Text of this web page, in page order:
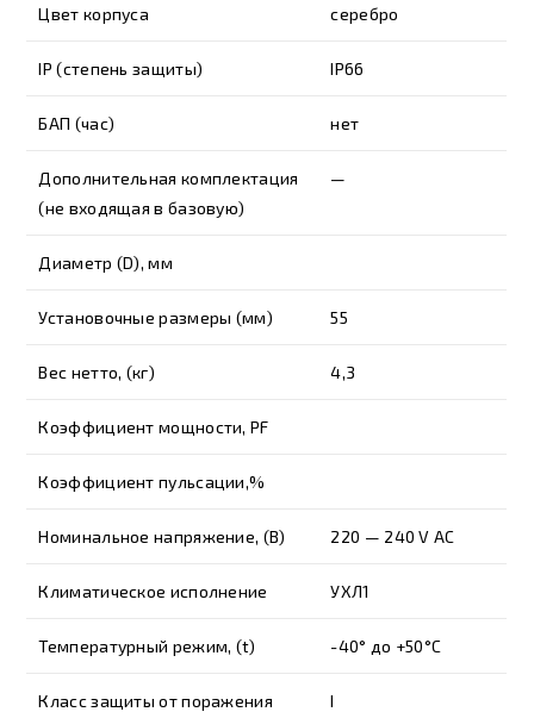
Цвет корпуса серебро
IP (степень защиты) IP66
БАП (час) нет
Дополнительная комплектация
(не входящая в базовую)
—
Диаметр (D), мм
Установочные размеры (мм) 55
Вес нетто, (кг) 4,3
Коэффициент мощности, PF
Коэффициент пульсации,%
Номинальное напряжение, (В) 220 — 240 V AC
Климатическое исполнение УХЛ1
Температурный режим, (t) -40° до +50°С
Класс защиты от поражения
I